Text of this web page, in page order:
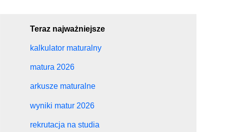
Teraz najważniejsze
kalkulator maturalny
matura 2026
arkusze maturalne
wyniki matur 2026
rekrutacja na studia